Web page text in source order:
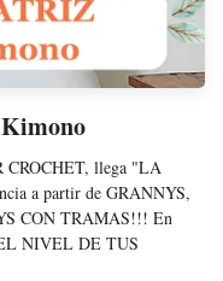
CROCHET, llega "LA
a partir de GRANNYS,
CON TRAMAS!!! En
NIVEL DE TUS